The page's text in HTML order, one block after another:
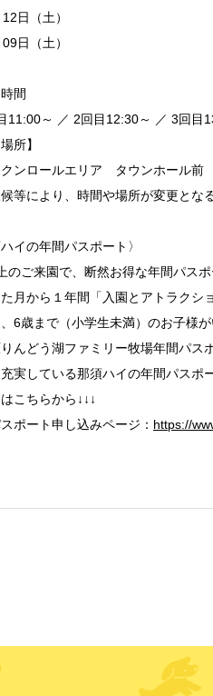
日（土）
日（土）
間
11:00～ ／ 2回目12:30～ ／ 3回目
所】
ンロールエリア タウンホール前
等により、時間や場所が変更となる
ハイの年間パスポート〉
のご来園で、断然お得な年間パスポー
月から１年間「入園とアトラクシ
6歳まで（小学生未満）のお子様
んどう湖ファミリー牧場年間パス
実している那須ハイの年間パスポ
こちらから↓↓↓
ポート申し込みページ： https://